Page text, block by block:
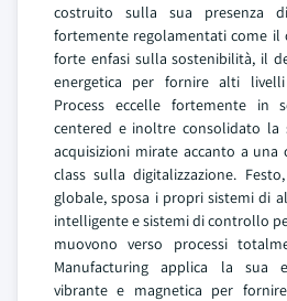
costruito sulla sua presenza
fortemente regolamentati come il
forte enfasi sulla sostenibilità, il
energetica per fornire alti
Process eccelle fortemente in
centered e inoltre consolidato la
acquisizioni mirate accanto a una
class sulla digitalizzazione.
globale, sposa i propri sistemi di
intelligente e sistemi di controllo
muovono verso processi
Manufacturing applica la sua
vibrante e magnetica per